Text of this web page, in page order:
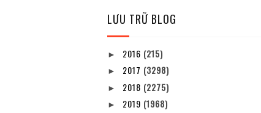
LƯU TRỮ BLOG
► 2016 (215)
► 2017 (3298)
► 2018 (2275)
► 2019 (1968)